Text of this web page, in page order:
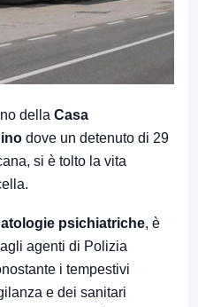
della Casa
dove un detenuto di 29
si è tolto la vita
psichiatriche, è
agenti di Polizia
i tempestivi
e dei sanitari